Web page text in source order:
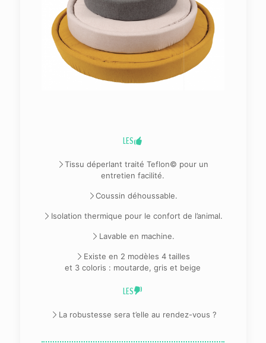
LES
Tissu déperlant traité Teflon© pour un
entretien facilité.
Coussin déhoussable.
Isolation thermique pour le confort de l’animal.
Lavable en machine.
Existe en 2 modèles 4 tailles
et 3 coloris : moutarde, gris et beige
LES
La robustesse sera t’elle au rendez-vous ?